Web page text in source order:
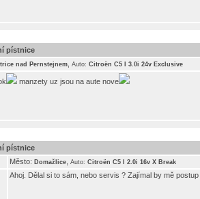
pístnice
nad Pernstejnem Auto: Citroën C5 I 3.0i 24v Exclusive
manzety uz jsou na aute nove
pístnice
Město: Domažlice Auto: Citroën C5 I 2.0i 16v X Break
Ahoj. Dělal si to sám, nebo servis ? Zajímal by mě